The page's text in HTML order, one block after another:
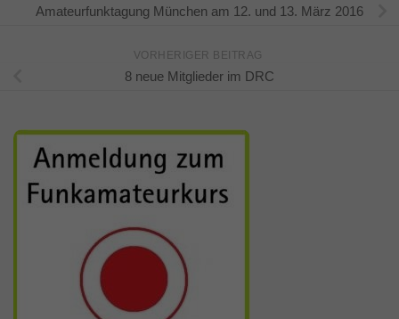
Amateurfunktagung München am 12. und 13. März 2016
VORHERIGER BEITRAG
8 neue Mitglieder im DRC